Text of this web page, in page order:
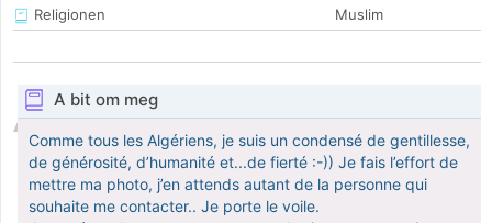
Religionen
Muslim
A bit om meg
Comme tous les Algériens, je suis un condensé de gentillesse,
de générosité, d’humanité et...de fierté :-)) Je fais l’effort de
mettre ma photo, j’en attends autant de la personne qui
souhaite me contacter.. Je porte le voile.